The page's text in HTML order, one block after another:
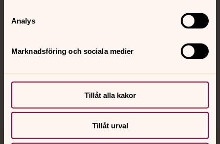
Analys
Marknadsföring och sociala medier
Tillåt alla kakor
Tillåt urval
Sociala kanaler